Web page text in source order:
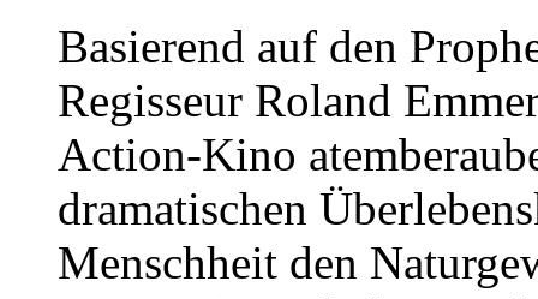
Basierend auf den
Regisseur Roland
Action-Kino
dramatischen
Menschheit den